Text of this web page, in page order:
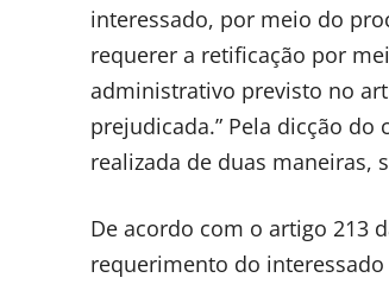
interessado, por meio do
requerer a retificação por
administrativo previsto no
prejudicada.” Pela dicção
realizada de duas maneiras,
De acordo com o artigo 213
requerimento do